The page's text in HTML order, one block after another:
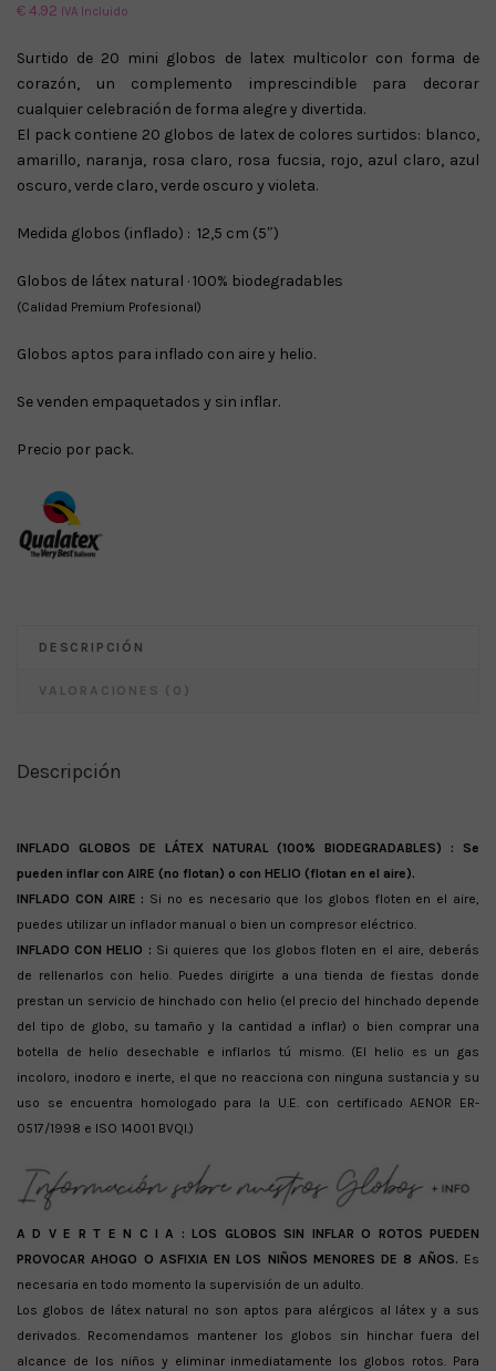
€4.92 IVA Incluido
Surtido de 20 mini globos de latex multicolor con forma de
corazón, un complemento imprescindible para decorar
cualquier celebración de forma alegre y divertida.
El pack contiene 20 globos de latex de colores surtidos: blanco,
amarillo, naranja, rosa claro, rosa fucsia, rojo, azul claro, azul
oscuro, verde claro, verde oscuro y violeta.
Medida globos (inflado) : 12,5 cm (5″)
Globos de látex natural · 100% biodegradables
(Calidad Premium Profesional)
Globos aptos para inflado con aire y helio.
Se venden empaquetados y sin inflar.
Precio por pack.
DESCRIPCIÓN
VALORACIONES (0)
Descripción
INFLADO GLOBOS DE LÁTEX NATURAL (100% BIODEGRADABLES) : Se
pueden inflar con AIRE (no flotan) o con HELIO (flotan en el aire).
INFLADO CON AIRE : Si no es necesario que los globos floten en el aire,
puedes utilizar un inflador manual o bien un compresor eléctrico.
INFLADO CON HELIO : Si quieres que los globos floten en el aire, deberás
de rellenarlos con helio. Puedes dirigirte a una tienda de fiestas donde
prestan un servicio de hinchado con helio (el precio del hinchado depende
del tipo de globo, su tamaño y la cantidad a inflar) o bien comprar una
botella de helio desechable e inflarlos tú mismo. (El helio es un gas
incoloro, inodoro e inerte, el que no reacciona con ninguna sustancia y su
uso se encuentra homologado para la U.E. con certificado AENOR ER-
0517/1998 e ISO 14001 BVQI.)
A D V E R T E N C I A :LOS GLOBOS SIN INFLAR O ROTOS PUEDEN
PROVOCAR AHOGO O ASFIXIA EN LOS NIÑOS MENORES DE 8 AÑOS. Es
necesaria en todo momento la supervisión de un adulto.
Los globos de látex natural no son aptos para alérgicos al látex y a sus
derivados. Recomendamos mantener los globos sin hinchar fuera del
alcance de los niños y eliminar inmediatamente los globos rotos. Para